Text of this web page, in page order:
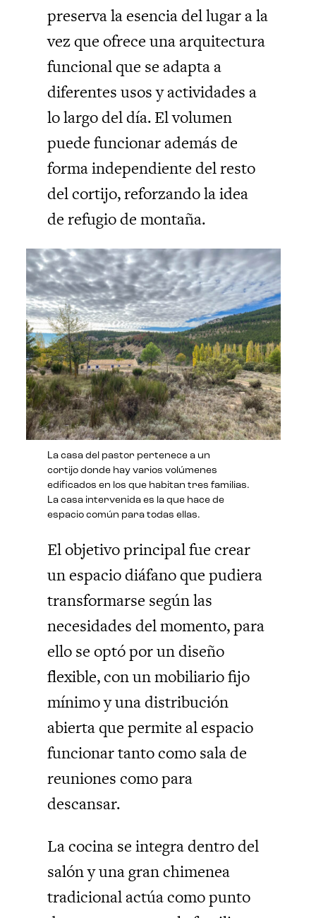
preserva la esencia del lugar a la
vez que ofrece una arquitectura
funcional que se adapta a
diferentes usos y actividades a
lo largo del día. El volumen
puede funcionar además de
forma independiente del resto
del cortijo, reforzando la idea
de refugio de montaña.
La casa del pastor pertenece a un
cortijo donde hay varios volúmenes
edificados en los que habitan tres familias.
La casa intervenida es la que hace de
espacio común para todas ellas.
El objetivo principal fue crear
un espacio diáfano que pudiera
transformarse según las
necesidades del momento, para
ello se optó por un diseño
flexible, con un mobiliario fijo
mínimo y una distribución
abierta que permite al espacio
funcionar tanto como sala de
reuniones como para
descansar.
La cocina se integra dentro del
salón y una gran chimenea
tradicional actúa como punto